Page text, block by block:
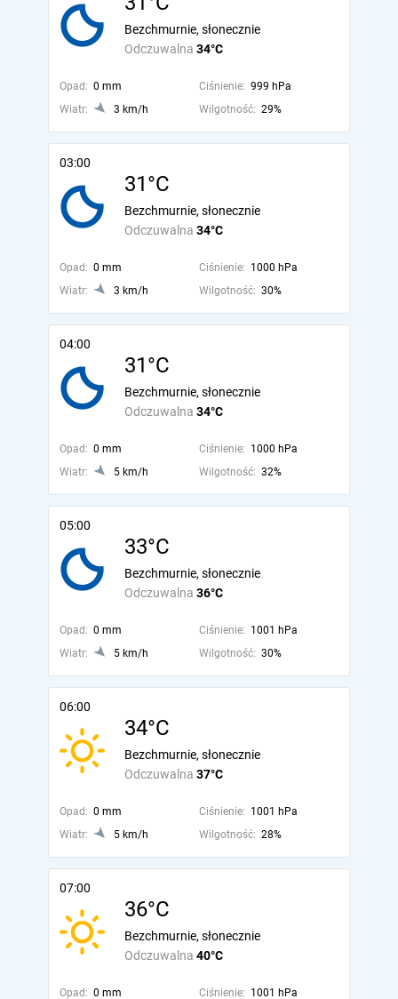
Odczuwalna 34°C
Bezchmurnie, słonecznie
Opad: 0 mm Ciśnienie: 999 hPa
Wiatr:
3 km/h Wilgotność: 29%
03:00
31°C
Odczuwalna 34°C
Bezchmurnie, słonecznie
Opad: 0 mm Ciśnienie: 1000 hPa
Wiatr:
3 km/h Wilgotność: 30%
04:00
31°C
Odczuwalna 34°C
Bezchmurnie, słonecznie
Opad: 0 mm Ciśnienie: 1000 hPa
Wiatr:
5 km/h Wilgotność: 32%
05:00
33°C
Odczuwalna 36°C
Bezchmurnie, słonecznie
Opad: 0 mm Ciśnienie: 1001 hPa
Wiatr:
5 km/h Wilgotność: 30%
06:00
34°C
Odczuwalna 37°C
Bezchmurnie, słonecznie
Opad: 0 mm Ciśnienie: 1001 hPa
Wiatr:
5 km/h Wilgotność: 28%
07:00
36°C
Odczuwalna 40°C
Bezchmurnie, słonecznie
Opad: 0 mm Ciśnienie: 1001 hPa